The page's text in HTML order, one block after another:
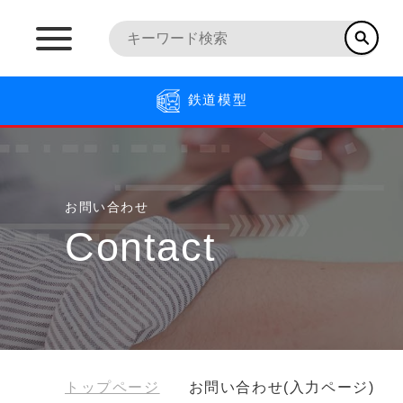
鉄道模型
お問い合わせ
Contact
トップページ お問い合わせ(入力ページ)